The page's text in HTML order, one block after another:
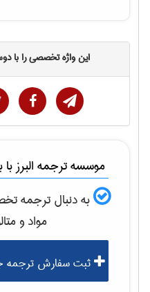
این واژه تخصصی را با
موسسه ترجمه البرز
به دنبال ترجمه
مواد و
ثبت سفارش ترجمه